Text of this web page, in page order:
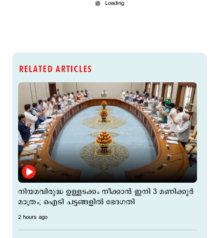
RELATED ARTICLES
നിയമവിരുദ്ധ ഉള്ളടക്കം നീക്കാൻ ഇനി 3 മണിക്കൂർ
മാത്രം; ഐടി ചട്ടങ്ങളിൽ ഭേദഗതി
2 hours ago